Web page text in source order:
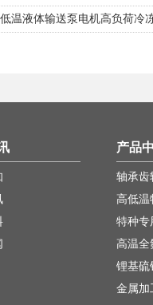
温液体输送泵电机高负荷冷
产品
轴承齿
高低温
特种专
高温全
锂基硫
金属加